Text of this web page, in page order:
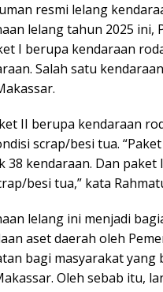
resmi lelang
lelang tahun 2025 ini,
I berupa kendaraan
Salah satu
II berupa kendaraan
scrap/besi tua.
38 kendaraan. Dan
besi tua,” kata
lelang ini menjadi
aset daerah oleh
bagi masyarakat
Oleh sebab itu,